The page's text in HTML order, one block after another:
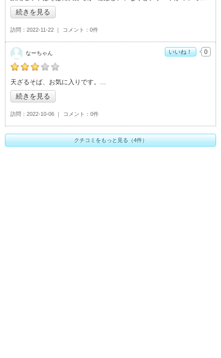
続きを見る
訪問 2022-11-22 コメント 0件
の「そばの里 奴庵」おすすめ度：
天ざるそば、お気に入りです。
続きを見る
訪問 2022-10-06 コメント 0件
なーちゃん いいね！ 0
クチコミをもっと見る（4件）